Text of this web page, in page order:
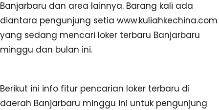
Banjarbaru dan area lainnya. Barang kali ada
diantara pengunjung setia www.kuliahkechina.com
yang sedang mencari loker terbaru Banjarbaru
minggu dan bulan ini.
Berikut ini info fitur pencarian loker terbaru di
daerah Banjarbaru minggu ini untuk pengunjung